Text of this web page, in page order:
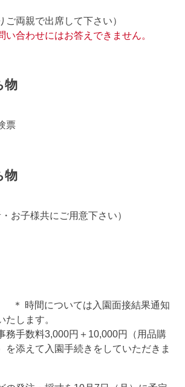
ご両親で出席して下さい）
い合わせにはお答えできません。
物
票
物
お子様共にご用意下さい）
＊ 時間については入園面接結果通知
たします。
務手数料3,000円＋10,000円（用品購
を添えて入園手続きをしていただきま